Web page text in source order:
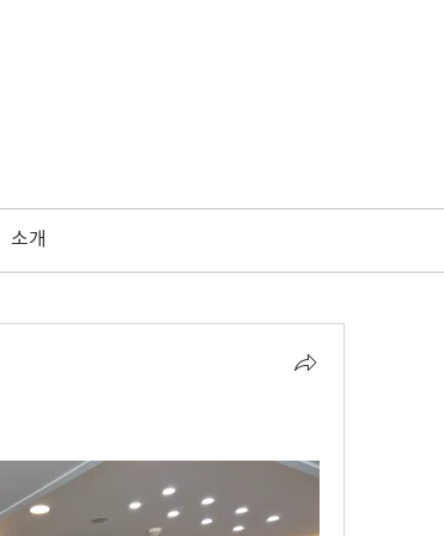
소개